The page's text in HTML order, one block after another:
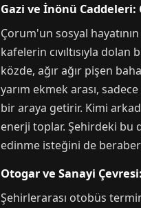
Gazi ve İnönü Caddeleri:
Çorum'un sosyal
kafelerin cıvıltısıyla
közde, ağır ağır pişen
yarım ekmek arası,
bir araya getirir. Kimi
enerji toplar. Şehirdeki bu
edinme isteğini de
Otogar ve Sanayi
Şehirlerarası otobüs